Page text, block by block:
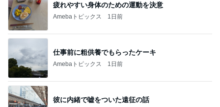
疲れやすい身体のための運動を決意
Amebaトピックス 1日前
仕事前に粗供養でもらったケーキ
Amebaトピックス 1日前
彼に内緒で嘘をついた遠征の話